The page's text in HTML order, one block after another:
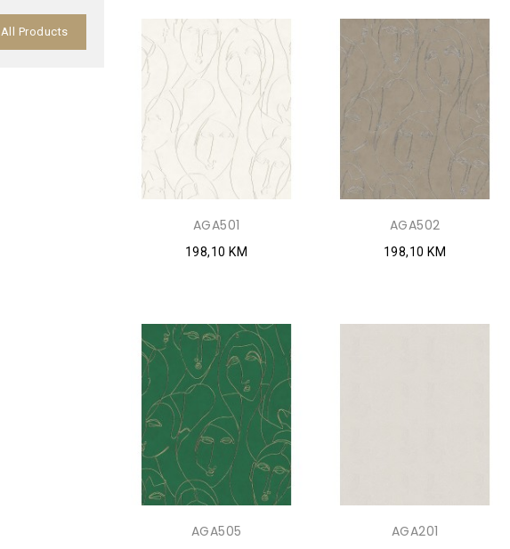
All Products
AGA501
198,10 KM
AGA502
198,10 KM
AGA505 AGA201